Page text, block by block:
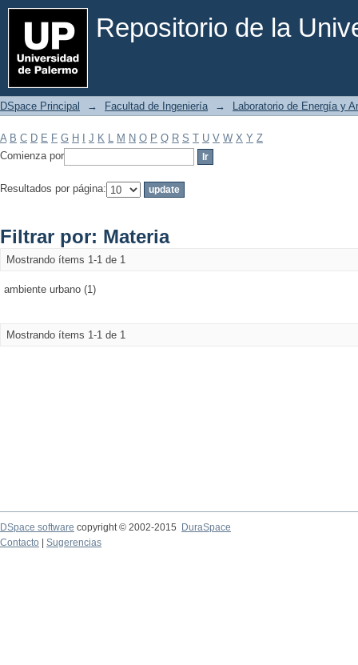
Repositorio de la
Filtrar por: Materia
DSpace Principal → Facultad de Ingeniería → Laboratorio de Energía y
A B C D E F G H J K L M N O P Q R S T U V W X Y Z
Comienza por
Resultados por página:
Filtrar por: Materia
Mostrando ítems 1-1 de 1
ambiente urbano (1)
Mostrando ítems 1-1 de 1
DSpace software copyright © 2002-2015
DuraSpace
Contacto
Sugerencias